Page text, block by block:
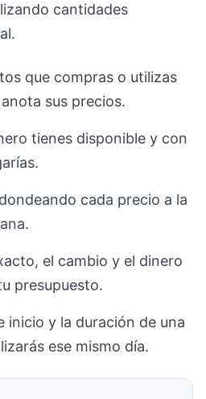
cantidades
que compras o utilizas
sus precios.
tienes disponible y con
cada precio a la
el cambio y el dinero
presupuesto.
inicio y la duración de una
ese mismo día.